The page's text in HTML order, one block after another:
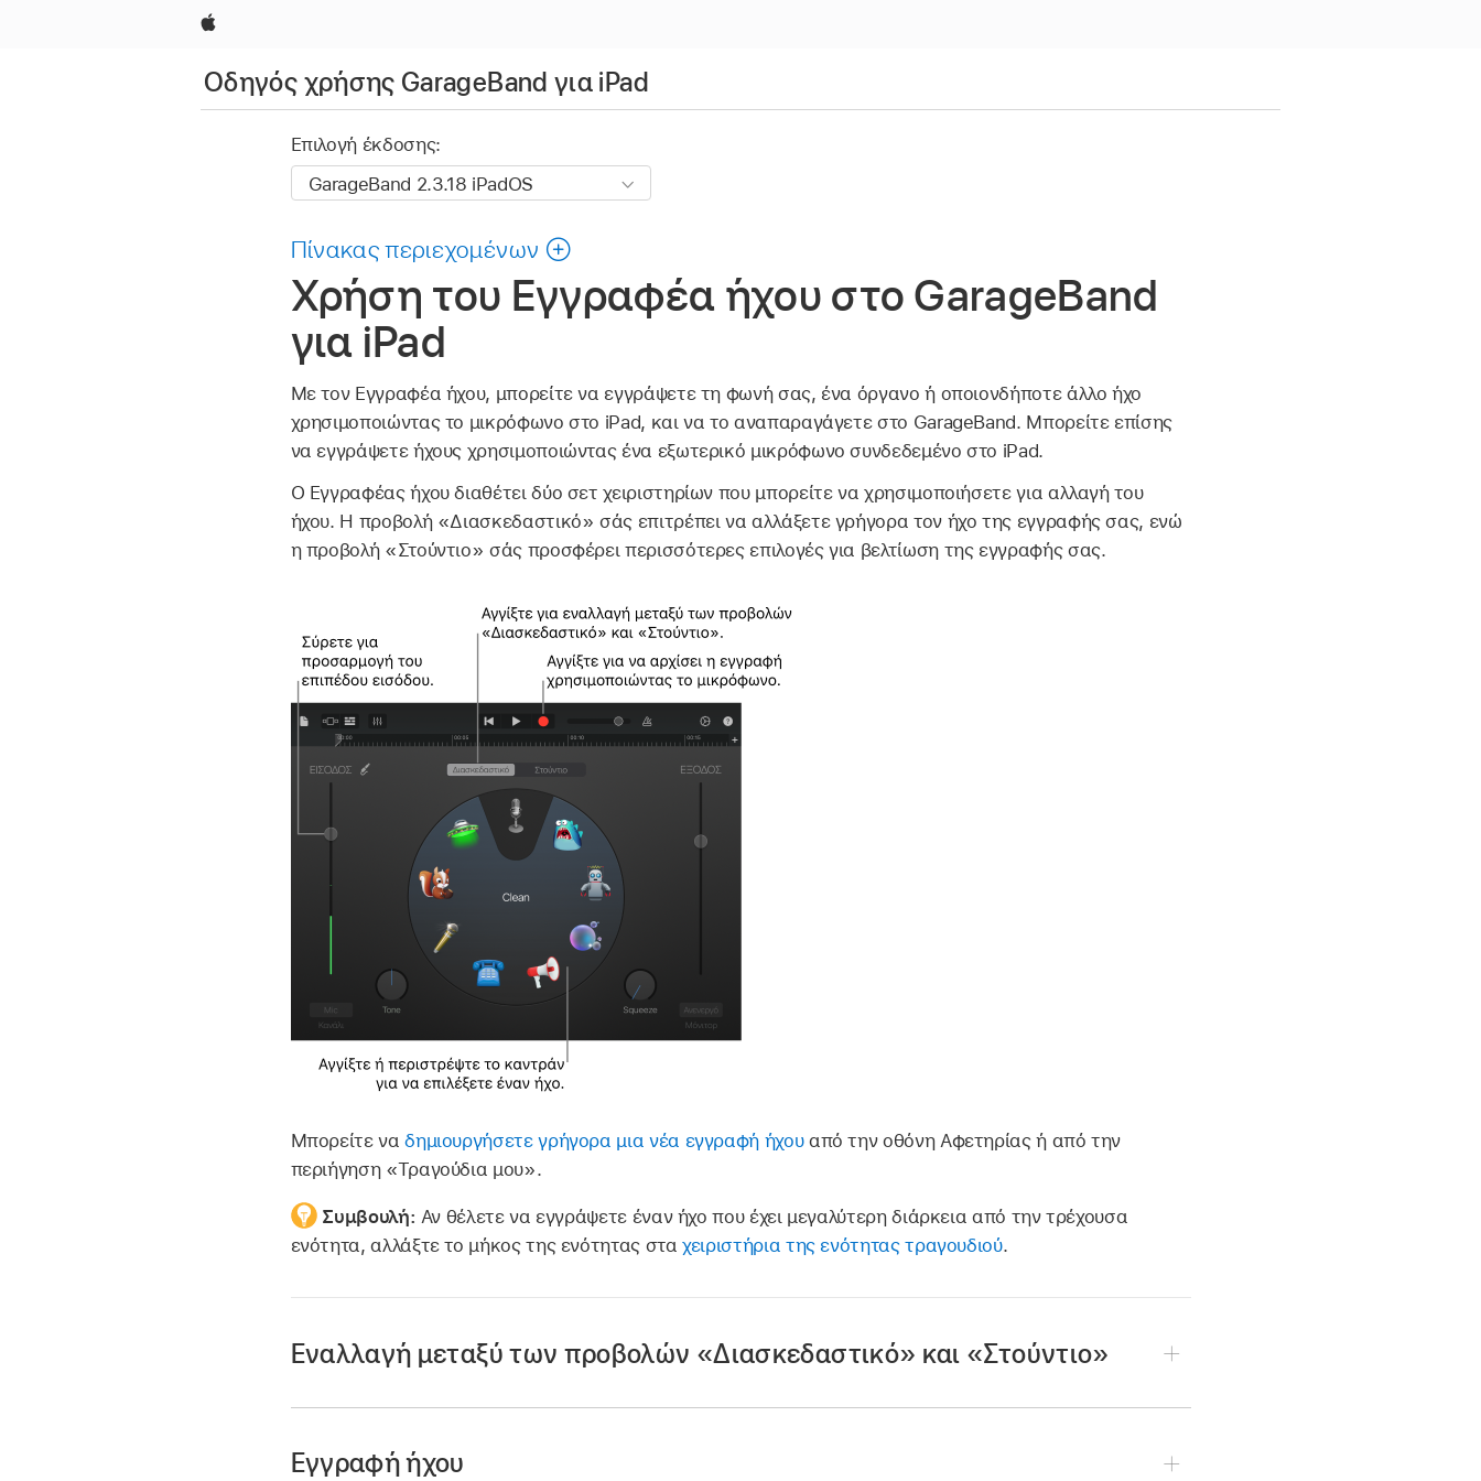
Apple
Οδηγός χρήσης GarageBand για iPad
Επιλογή έκδοσης:
Πίνακας περιεχομένων
Χρήση του Εγγραφέα ήχου στο GarageBand
για iPad
Με τον Εγγραφέα ήχου, μπορείτε να εγγράψετε τη φωνή σας, ένα όργανο ή οποιονδήποτε άλλο ήχο
χρησιμοποιώντας το μικρόφωνο στο iPad, και να το αναπαραγάγετε στο GarageBand. Μπορείτε επίσης
να εγγράψετε ήχους χρησιμοποιώντας ένα εξωτερικό μικρόφωνο συνδεδεμένο στο iPad.
Ο Εγγραφέας ήχου διαθέτει δύο σετ χειριστηρίων που μπορείτε να χρησιμοποιήσετε για αλλαγή του
ήχου. Η προβολή «Διασκεδαστικό» σάς επιτρέπει να αλλάξετε γρήγορα τον ήχο της εγγραφής σας, ενώ
η προβολή «Στούντιο» σάς προσφέρει περισσότερες επιλογές για βελτίωση της εγγραφής σας.
Μπορείτε ναδημιουργήσετε γρήγορα μια νέα εγγραφή ήχουαπό την οθόνη Αφετηρίας ή από την
περιήγηση «Τραγούδια μου».
Συμβουλή: Αν θέλετε να εγγράψετε έναν ήχο που έχει μεγαλύτερη διάρκεια από την τρέχουσα
ενότητα, αλλάξτε το μήκος της ενότητας σταχειριστήρια της ενότητας τραγουδιού.
Εναλλαγή μεταξύ των προβολών «Διασκεδαστικό» και «Στούντιο»
Εγγραφή ήχου